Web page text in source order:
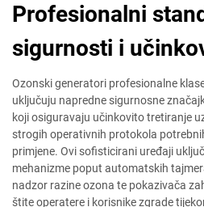
Profesionalni
sigurnosti i
Ozonski generatori profesionalne
uključuju napredne sigurnosne
koji osiguravaju učinkovito tretiranje
strogih operativnih protokola
primjene. Ovi sofisticirani uređaji
mehanizme poput automatskih
nadzor razine ozona te pokazivača
štite operatere i korisnike zgrade